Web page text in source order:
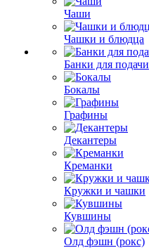
Чаши
Чашки и блюдца
Банки для подачи
Бокалы
Графины
Декантеры
Креманки
Кружки и чашки
Кувшины
Олд фэшн (рокс)